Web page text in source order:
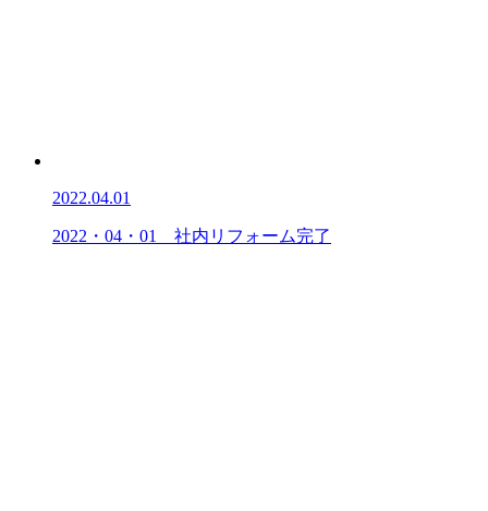
2022.04.01
2022・04・01 社内リフォーム完了